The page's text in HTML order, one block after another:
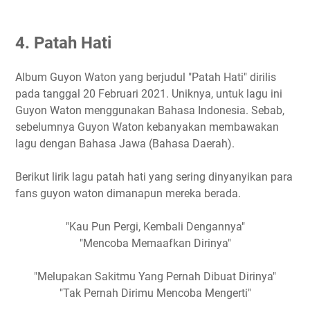
4. Patah Hati
Album Guyon Waton yang berjudul "Patah Hati" dirilis
pada tanggal 20 Februari 2021. Uniknya, untuk lagu ini
Guyon Waton menggunakan Bahasa Indonesia. Sebab,
sebelumnya Guyon Waton kebanyakan membawakan
lagu dengan Bahasa Jawa (Bahasa Daerah).
Berikut lirik lagu patah hati yang sering dinyanyikan para
fans guyon waton dimanapun mereka berada.
"Kau Pun Pergi, Kembali Dengannya"
"Mencoba Memaafkan Dirinya"
"Melupakan Sakitmu Yang Pernah Dibuat Dirinya"
"Tak Pernah Dirimu Mencoba Mengerti"